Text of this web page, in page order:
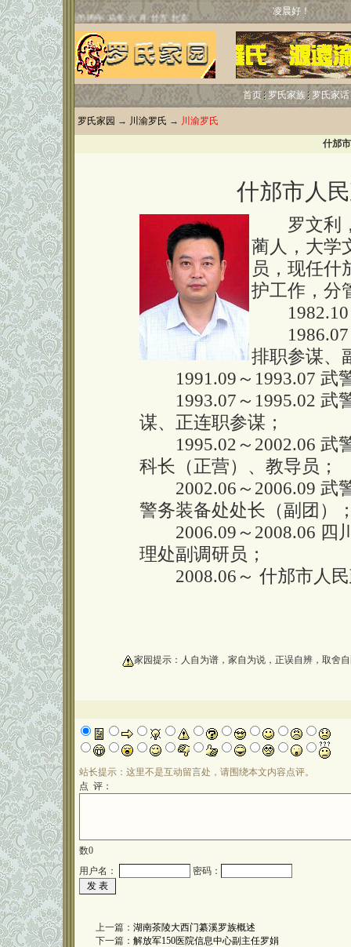
凌晨好！
首页 罗氏家族 罗氏家话
罗氏家园 → 川渝罗氏 → 川渝罗氏
什邡
什邡市人
罗文利，
蔺人，大学
员，现任什
护工作，分
1982.10
1986.07
排职参谋、
1991.09～1993.07 武
1993.07～1995.02 武
谋、正连职参谋；
1995.02～2002.06 武
科长（正营）、教导员；
2002.06～2006.09 武
警务装备处处长（副团）
2006.09～2008.06 四
理处副调研员；
2008.06～ 什邡市人民
家园提示：人自为谱，家自为说，正误自辨，取舍
站长提示：这里不是互动留言处，请围绕本文内容点评。
点 评：
数0
用户名：
密码：
上一篇： 湖南茶陵大西门纂溪罗族概述
下一篇： 解放军150医院信息中心副主任罗娟